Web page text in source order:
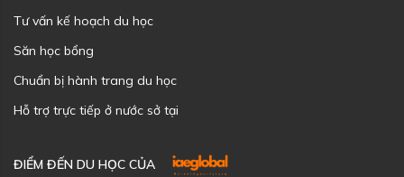
Tư vấn kế hoạch du học
Săn học bổng
Chuẩn bị hành trang du học
Hỗ trợ trực tiếp ở nước sở tại
ĐIỂM ĐẾN DU HỌC CỦA